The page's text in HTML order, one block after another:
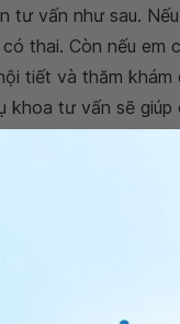
tư vấn như sau.
thai. Còn nếu em
tiết và thăm
tư vấn sẽ giúp
-
Bác sĩ Sản phụ
bấm số